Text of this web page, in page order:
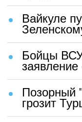
Вайкуле
Бойцы
Позорный
грозит